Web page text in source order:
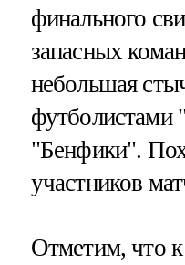
финального
запасных
небольшая
футболистами
"Бенфики".
участников
Отметим, что